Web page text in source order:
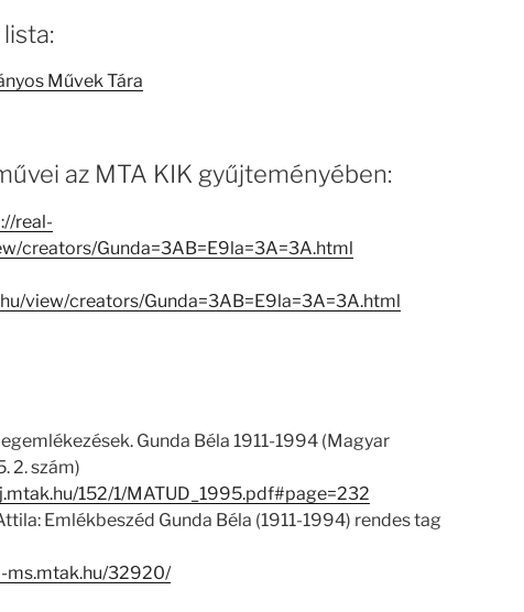
Művek Tára
az MTA KIK gyűjteményében:
real-
creators/Gunda=3AB=E9la=3A=3A.html
view/creators/Gunda=3AB=E9la=3A=3A.html
Gunda Béla 1911-1994 (Magyar
2. szám)
152/1/MATUD_1995.pdf#page=232
Emlékbeszéd Gunda Béla (1911-1994) rendes tag
ms.mtak.hu/32920/